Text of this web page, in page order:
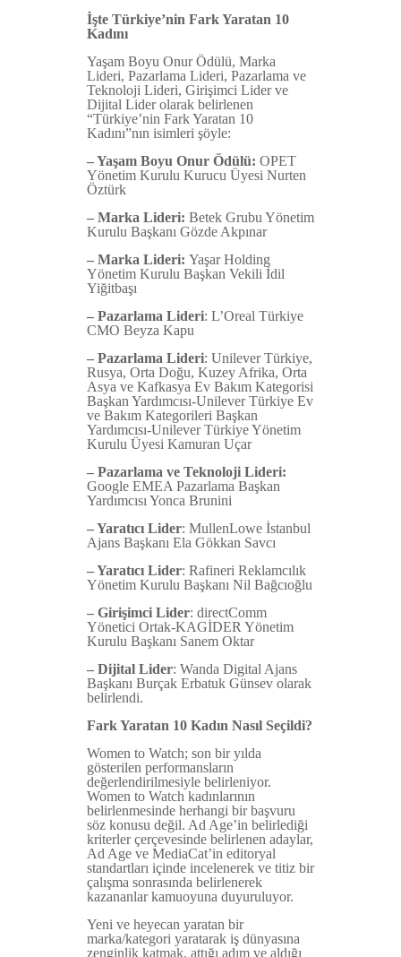
İşte Türkiye’nin Fark Yaratan 10
Kadını
Yaşam Boyu Onur Ödülü, Marka
Lideri, Pazarlama Lideri, Pazarlama ve
Teknoloji Lideri, Girişimci Lider ve
Dijital Lider olarak belirlenen
“Türkiye’nin Fark Yaratan 10
Kadını”nın isimleri şöyle:
– Yaşam Boyu Onur Ödülü: OPET
Yönetim Kurulu Kurucu Üyesi Nurten
Öztürk
– Marka Lideri: Betek Grubu Yönetim
Kurulu Başkanı Gözde Akpınar
– Marka Lideri: Yaşar Holding
Yönetim Kurulu Başkan Vekili İdil
Yiğitbaşı
– Pazarlama Lideri: L’Oreal Türkiye
CMO Beyza Kapu
– Pazarlama Lideri: Unilever Türkiye,
Rusya, Orta Doğu, Kuzey Afrika, Orta
Asya ve Kafkasya Ev Bakım Kategorisi
Başkan Yardımcısı-Unilever Türkiye Ev
ve Bakım Kategorileri Başkan
Yardımcısı-Unilever Türkiye Yönetim
Kurulu Üyesi Kamuran Uçar
– Pazarlama ve Teknoloji Lideri:
Google EMEA Pazarlama Başkan
Yardımcısı Yonca Brunini
– Yaratıcı Lider: MullenLowe İstanbul
Ajans Başkanı Ela Gökkan Savcı
– Yaratıcı Lider: Rafineri Reklamcılık
Yönetim Kurulu Başkanı Nil Bağcıoğlu
– Girişimci Lider: directComm
Yönetici Ortak-KAGİDER Yönetim
Kurulu Başkanı Sanem Oktar
– Dijital Lider: Wanda Digital Ajans
Başkanı Burçak Erbatuk Günsev olarak
belirlendi.
Fark Yaratan 10 Kadın Nasıl Seçildi?
Women to Watch; son bir yılda
gösterilen performansların
değerlendirilmesiyle belirleniyor.
Women to Watch kadınlarının
belirlenmesinde herhangi bir başvuru
söz konusu değil. Ad Age’in belirlediği
kriterler çerçevesinde belirlenen adaylar,
Ad Age ve MediaCat’in editoryal
standartları içinde incelenerek ve titiz bir
çalışma sonrasında belirlenerek
kazananlar kamuoyuna duyuruluyor.
Yeni ve heyecan yaratan bir
marka/kategori yaratarak iş dünyasına
zenginlik katmak, attığı adım ve aldığı